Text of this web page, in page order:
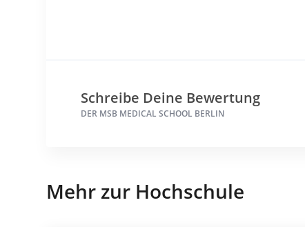
Schreibe Deine Bewertung
DER MSB MEDICAL SCHOOL BERLIN
Mehr zur Hochschule